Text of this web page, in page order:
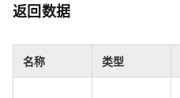
返回数据
名称 类型